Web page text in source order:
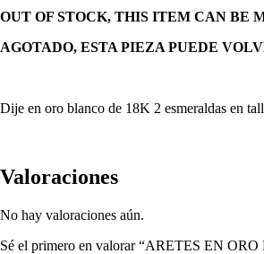
OUT OF STOCK, THIS ITEM CAN BE
AGOTADO, ESTA PIEZA PUEDE
Dije en oro blanco de 18K 2 esmeraldas en
Valoraciones
No hay valoraciones aún.
Sé el primero en valorar “ARETES EN